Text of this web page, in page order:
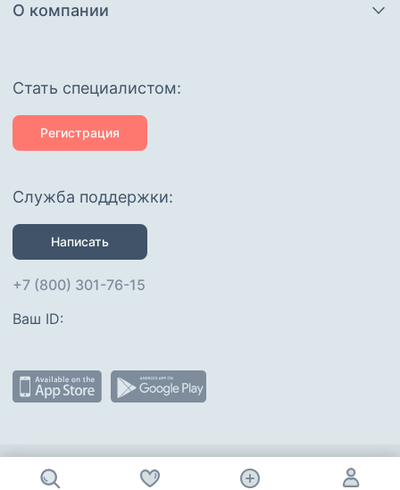
О компании
Cтать специалистом:
Регистрация
Служба поддержки:
Написать
+7 (800) 301-76-15
Ваш ID:
Присоединяйтесь :